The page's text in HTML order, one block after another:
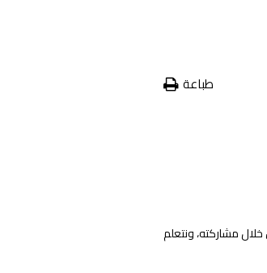
طباعة
مشاركته، ونتعلم